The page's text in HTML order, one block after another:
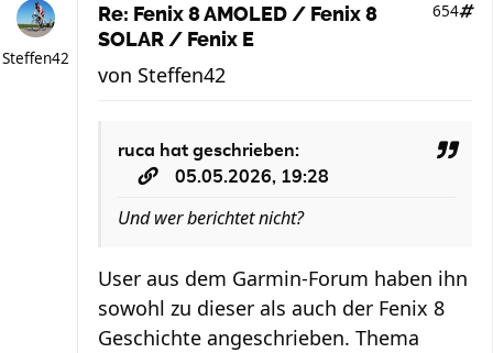
Steffen42
Re: Fenix 8 AMOLED / Fenix 8
SOLAR / Fenix E
654
von Steffen42
ruca hat geschrieben:
05.05.2026, 19:28
Und wer berichtet nicht?
User aus dem Garmin-Forum haben ihn
sowohl zu dieser als auch der Fenix 8
Geschichte angeschrieben. Thema